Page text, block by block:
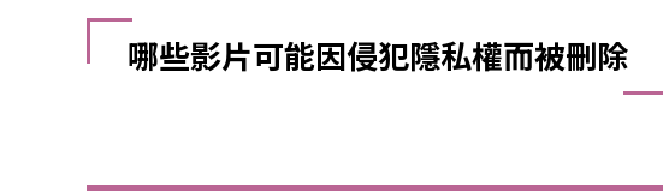
哪些影片可能因侵犯隱私權而被刪除